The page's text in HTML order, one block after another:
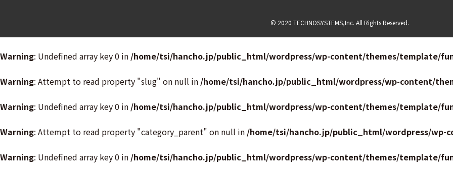
© 2020 TECHNOSYSTEMS,Inc. All Rights Reserved.
Warning: Undefined array key 0 in /home/tsi/hancho.jp/public_html/wordpress/wp-content/themes/template/
Warning: Attempt to read property "slug" on null in /home/tsi/hancho.jp/public_html/wordpress/wp-content/
Warning: Undefined array key 0 in /home/tsi/hancho.jp/public_html/wordpress/wp-content/themes/template/
Warning: Attempt to read property "category_parent" on null in /home/tsi/hancho.jp/public_html/wordpress/
Warning: Undefined array key 0 in /home/tsi/hancho.jp/public_html/wordpress/wp-content/themes/template/